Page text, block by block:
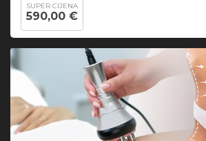
SUPER CIJENA
590,00 €